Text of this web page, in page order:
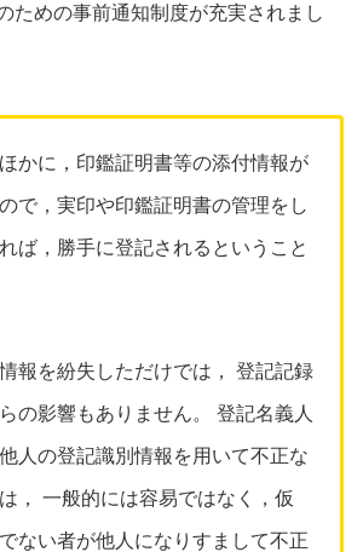
ための事前通知制度が充実されまし
かに，印鑑証明書等の添付情報が
で，実印や印鑑証明書の管理をし
ば，勝手に登記されるということ
報を紛失しただけでは， 登記記録
の影響もありません。 登記名義人
人の登記識別情報を用いて不正な
， 一般的には容易ではなく，仮
ない者が他人になりすまして不正